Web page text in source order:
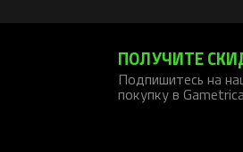
ПОЛУЧИТЕ
Подпишитесь на
покупку в